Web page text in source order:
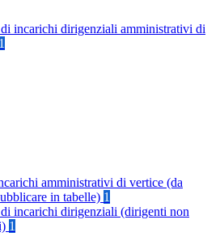
incarichi dirigenziali amministrativi di
1
amministrativi di vertice (da
in tabelle) 1
incarichi dirigenziali (dirigenti non
1